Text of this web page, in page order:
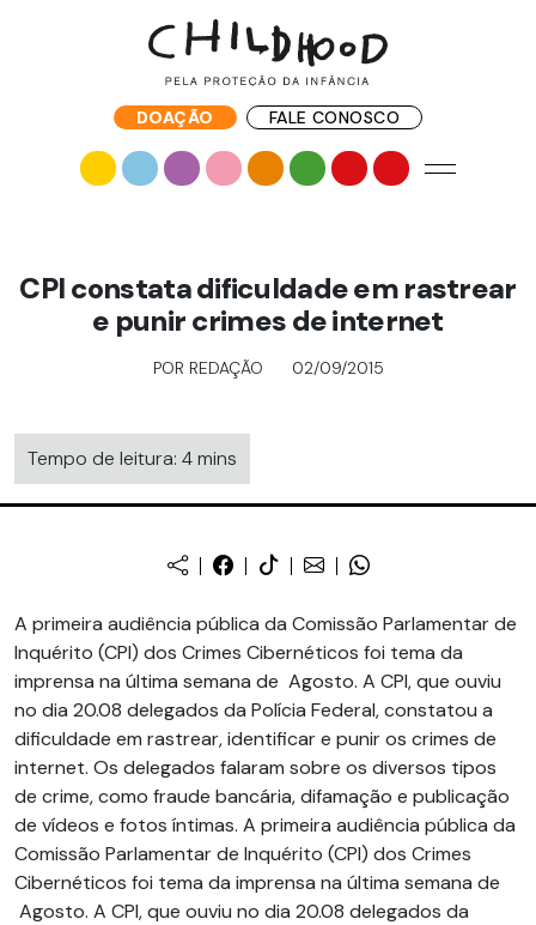
DOAÇÃO FALE CONOSCO
CPI constata dificuldade em rastrear
e punir crimes de internet
POR REDAÇÃO 02/09/2015
Tempo de leitura: 4 mins
A primeira audiência pública da Comissão Parlamentar de
Inquérito (CPI) dos Crimes Cibernéticos foi tema da
imprensa na última semana de Agosto. A CPI, que ouviu
no dia 20.08 delegados da Polícia Federal, constatou a
dificuldade em rastrear, identificar e punir os crimes de
internet. Os delegados falaram sobre os diversos tipos
de crime, como fraude bancária, difamação e publicação
de vídeos e fotos íntimas. A primeira audiência pública da
Comissão Parlamentar de Inquérito (CPI) dos Crimes
Cibernéticos foi tema da imprensa na última semana de
Agosto. A CPI, que ouviu no dia 20.08 delegados da